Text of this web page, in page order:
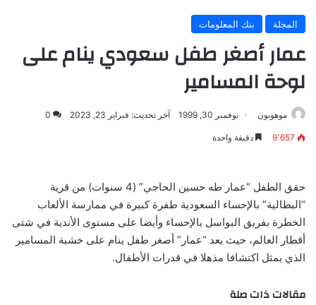
المجلة بنك المعلومات
عمار أصغر طفل سعودي ينام على
لوحة المسامير
موهوبون نوفمبر 30, 1999 آخر تحديث: فبراير 23, 2023 0
9٬657 دقيقة واحدة
حقق الطفل “عمار طه حسين الحاجي” (4 سنوات) من قرية
“البطالية” بالإحساء السعودية طفرة كبيرة في ممارسة الألعاب
الخطرة بفريق البواسل بالإحساء وأيضا على مستوى الأندية في شتى
أقطار العالم، حيث يعد “عمار” أصغر طفل ينام على خشبة المسامير
الذي يمثل اكتشافا مذهلا في قدرات الأطفال.
مقالات ذات صلة